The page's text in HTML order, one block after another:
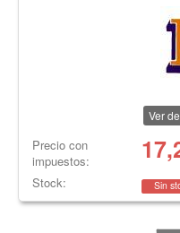
Ver
Precio con
impuestos:
Stock: Sin